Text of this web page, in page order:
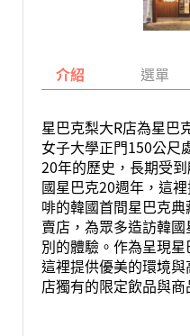
介紹 選單
星巴克梨大R店為星巴
女子大學正門150公尺
20年的歷史，長期受
國星巴克20週年，這
啡的韓國首間星巴克
賣店，為眾多造訪韓
別的體驗。作為呈現
這裡提供優美的環境
店獨有的限定飲品與